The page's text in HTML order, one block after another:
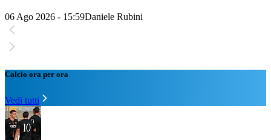
06 Ago 2026 - 15:59Daniele Rubini
Calcio ora per ora
Vedi tutti